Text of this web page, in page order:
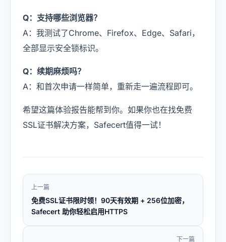
Q：支持哪些浏览器？
A：我测试了Chrome、Firefox、Edge、Safari，
全部显示安全锁标识。
Q：续期麻烦吗？
A：和首次申请一样简单，重新走一遍流程即可。
希望这篇体验报告能帮到你。如果你也在找免费
SSL证书解决方案，Safecert值得一试！
上一篇
免费SSL证书限时领！90天有效期 + 256位加密，
Safecert 助你轻松启用HTTPS
下一篇